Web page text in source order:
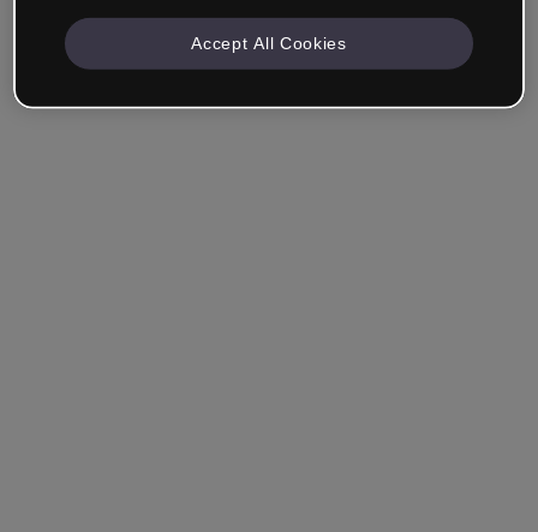
Unternehmen & Professionals
einem anderen Bereich.
Accept All Cookies